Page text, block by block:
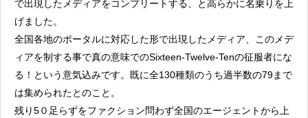
で出現したメディアをコンプリートする、と高らかに名乗りを上
げました。
全国各地のポータルに対応した形で出現したメディア、このメデ
ィアを制する事で真の意味でのSixteen-Twelve-Tenの征服者にな
る！という意気込みです。既に全130種類のうち過半数の79まで
は集められたとのこと。
残り5０足らずをファクション問わず全国のエージェントから上